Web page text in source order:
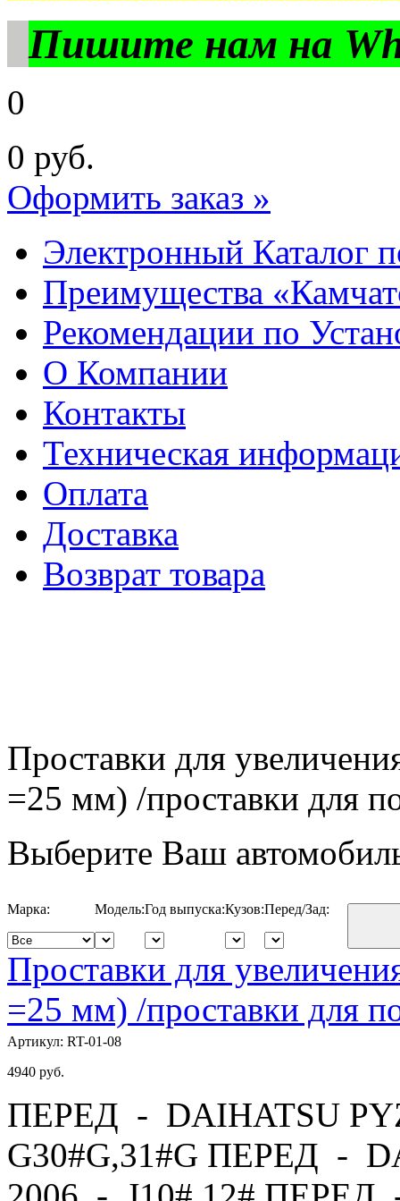
Пишите нам на
0
0 руб.
Оформить заказ »
Электронный Каталог
Преимущества
Рекомендации по
О Компании
Контакты
Техническая
Оплата
Доставка
Возврат товара
Проставки для
=25 мм) /проставки для
Выберите Ваш
Марка: Модель:Год выпуска:Кузов:Перед/Зад:
Проставки для
=25 мм) /проставки для
Артикул: RT-01-08
4940 руб.
ПЕРЕД - DAIHATSU
G30#G,31#G ПЕРЕД -